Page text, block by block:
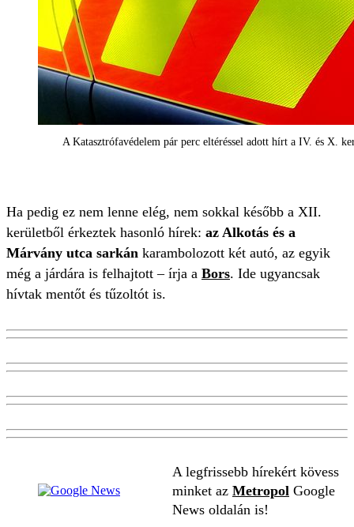
A Katasztrófavédelem pár perc eltéréssel adott hírt a IV. és X.
Ha pedig ez nem lenne elég, nem sokkal később a XII.
kerületből érkeztek hasonló hírek: az Alkotás és a
Márvány utca sarkán karambolozott két autó, az egyik
még a járdára is felhajtott – írja a Bors. Ide ugyancsak
hívtak mentőt és tűzoltót is.
A legfrissebb hírekért kövess
minket az Metropol Google
News oldalán is!